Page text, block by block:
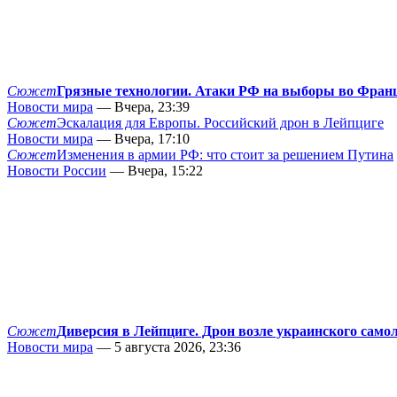
СюжетГрязные технологии. Атаки РФ на выборы во
Новости мира — Вчера, 23:39
СюжетЭскалация для Европы. Российский дрон в Лейпциге
Новости мира — Вчера, 17:10
СюжетИзменения в армии РФ: что стоит за решением Путина
Новости России — Вчера, 15:22
СюжетДиверсия в Лейпциге. Дрон возле украинского
Новости мира — 5 августа 2026, 23:36